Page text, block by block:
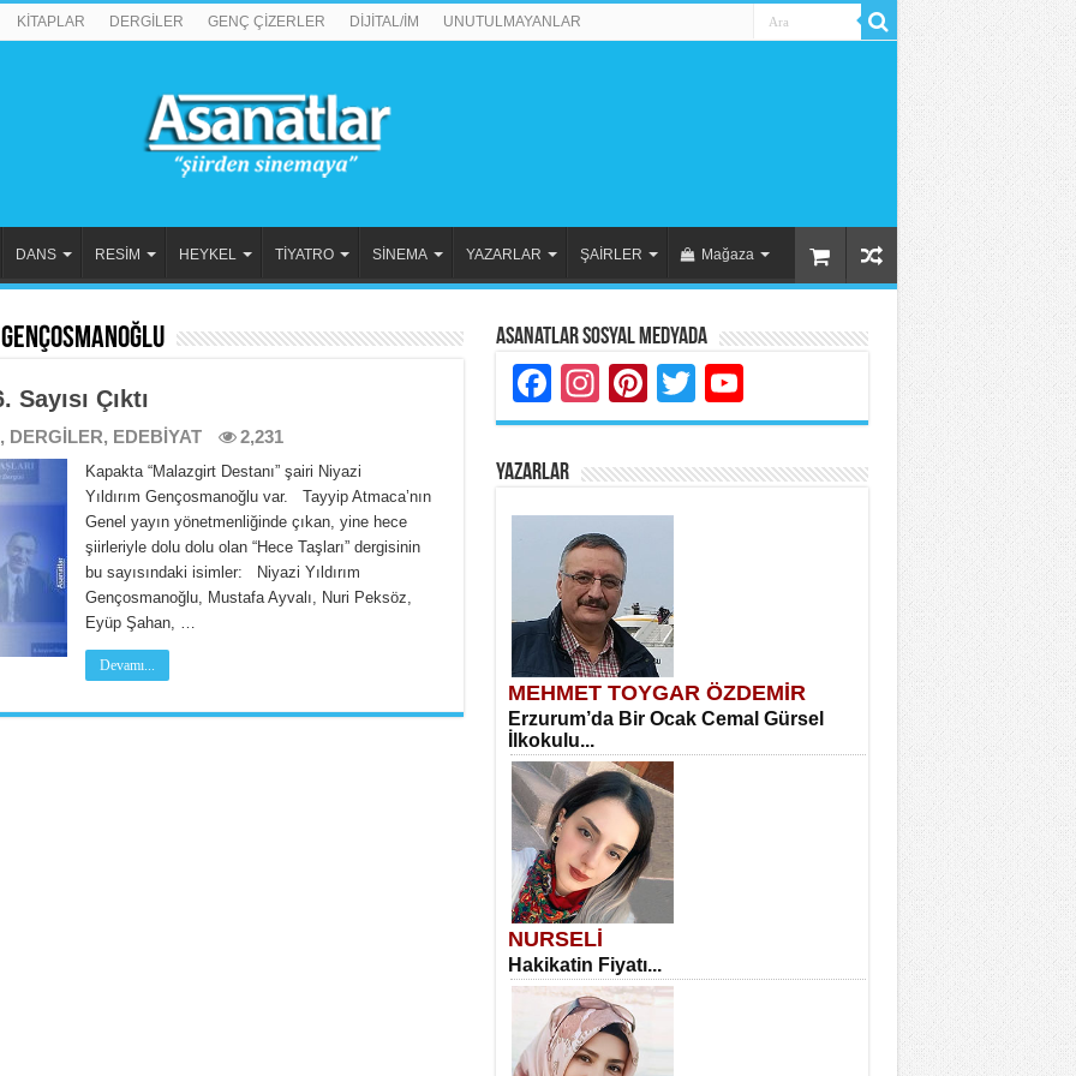
KİTAPLAR DERGİLER GENÇ ÇİZERLER DİJİTAL/İM UNUTULMAYANLAR
DANS RESİM HEYKEL TİYATRO SİNEMA YAZARLAR ŞAİRLER Mağaza
Gençosmanoğlu
Çıktı
, DERGİLER, EDEBİYAT 2,231
Kapakta “Malazgirt Destanı” şairi Niyazi
Yıldırım Gençosmanoğlu var. Tayyip Atmaca’nın
Genel yayın yönetmenliğinde çıkan, yine hece
şiirleriyle dolu dolu olan “Hece Taşları” dergisinin
bu sayısındaki isimler: Niyazi Yıldırım
Gençosmanoğlu, Mustafa Ayvalı, Nuri Peksöz,
Eyüp Şahan, …
Devamı...
Asanatlar Sosyal Medyada
Facebook
Instagram
Pinterest
Twitter
YAZARLAR
MEHMET TOYGAR ÖZDEMİR
Erzurum’da Bir Ocak Cemal Gürsel
İlkokulu...
NURSELİ
Hakikatin Fiyatı...